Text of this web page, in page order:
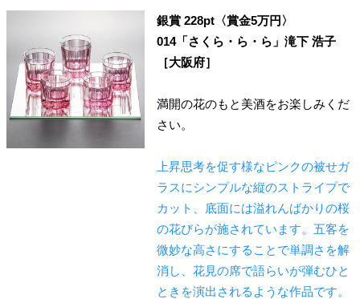
銀賞 228pt〈賞金5万円〉
014「さくら・ら・ら」滝下 浩子
［大阪府］
満開の花のもと美酒をお楽しみくだ
さい。
上昇思考を促す様なピンクの被せガ
ラスにシンプルな縦のストライプで
カット、底面には溢れんばかりの桜
の花びらが施されています。五客を
微妙な高さにすることで単調さを解
消し、花見の席で語らいが弾むひと
ときを演出されるような作品です。